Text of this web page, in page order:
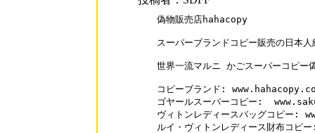
偽物販売店hahacopy
スーパーブランドコピー販売の日本
世界一流マルニ かごスーパーコピー
コピーブランド:
ゴヤールスーパーコピー:
ヴィトンレディースバッグコピ
ルイ・ヴィトンレディース財布